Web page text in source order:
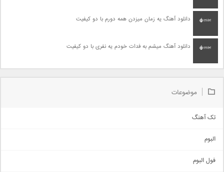
دانلود آهنگ یه زمان میزدن همه دورم با دو کیفیت
دانلود آهنگ میشم به فدات خودم یه نفری با دو کیفیت
موضوعات
تک آهنگ
اجتماعی
البوم
فول البوم